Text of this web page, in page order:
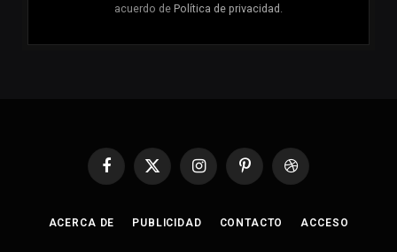
acuerdo de Política de privacidad
Facebook
X
InstagramPinterestDribbble
ACERCA DE PUBLICIDAD CONTACTO ACCESO